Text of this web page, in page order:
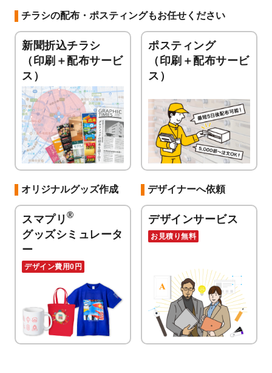
チラシの配布・ポスティングもお任せください
新聞折込チラシ
（印刷＋配布サービ
ス）
ポスティング
（印刷＋配布サービ
ス）
オリジナルグッズ作成
スマプリ ®
グッズシミュレータ
ー
デザイン費用0円
デザイナーへ依頼
デザインサービス
お見積り無料